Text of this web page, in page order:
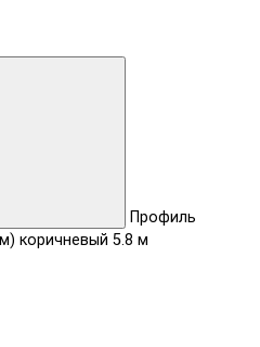
Профиль
коричневый 5.8 м